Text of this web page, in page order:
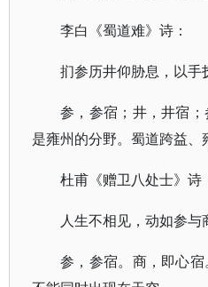
李白《蜀道难》诗：
扪参历井仰胁息，以手
参，参宿；井，井宿
是雍州的分野。蜀道跨益、
杜甫《赠卫八处士》诗
人生不相见，动如参与
参，参宿。商，即心